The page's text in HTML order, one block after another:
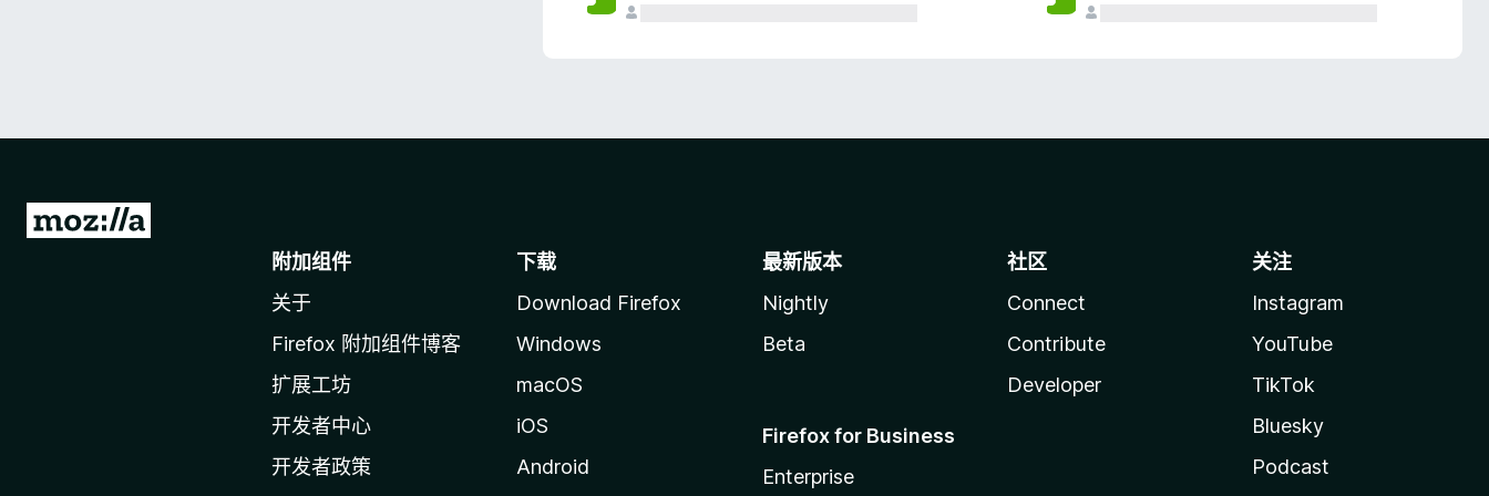
转
附加组件
关于
Firefox 附加组件博客
扩展工坊
开发者中心
开发者政策
下载
Download Firefox
Windows
macOS
iOS
Android
最新版本
Nightly
Beta
Firefox for Business
Enterprise
社区
Connect
Contribute
Developer
关注
Instagram
YouTube
TikTok
Bluesky
Podcast